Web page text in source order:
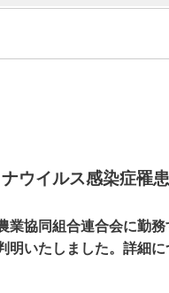
ウイルス感染症罹
協同組合連合会に勤務
いたしました。詳細に